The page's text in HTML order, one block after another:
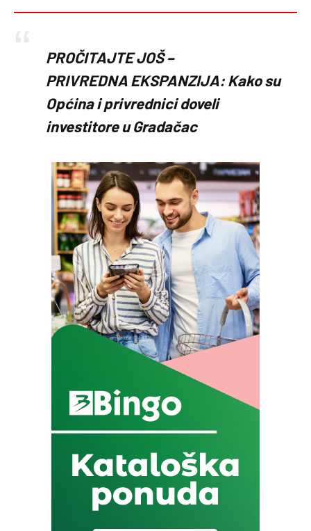
PROČITAJTE JOŠ –
PRIVREDNA EKSPANZIJA: Kako su
Općina i privrednici doveli
investitore u Gradačac